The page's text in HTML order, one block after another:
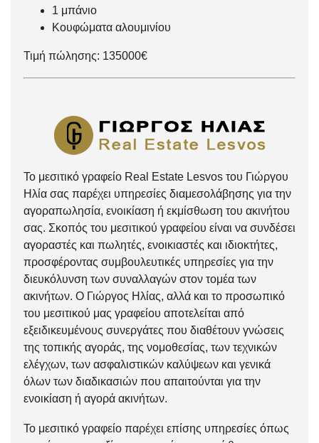
1 μπάνιο
Κουφώματα αλουμινίου
Τιμή πώλησης: 135000€
Το μεσιτικό γραφείο Real Estate Lesvos του Γιώργου
Ηλία σας παρέχει υπηρεσίες διαμεσολάβησης για την
αγοραπωλησία, ενοικίαση ή εκμίσθωση του ακινήτου
σας. Σκοπός του μεσιτικού γραφείου είναι να συνδέσει
αγοραστές και πωλητές, ενοικιαστές και ιδιοκτήτες,
προσφέροντας συμβουλευτικές υπηρεσίες για την
διευκόλυνση των συναλλαγών στον τομέα των
ακινήτων. Ο Γιώργος Ηλίας, αλλά και το προσωπικό
του μεσιτικού μας γραφείου αποτελείται από
εξειδικευμένους συνεργάτες που διαθέτουν γνώσεις
της τοπικής αγοράς, της νομοθεσίας, των τεχνικών
ελέγχων, των ασφαλιστικών καλύψεων και γενικά
όλων των διαδικασιών που απαιτούνται για την
ενοικίαση ή αγορά ακινήτων.
Το μεσιτικό γραφείο παρέχει επίσης υπηρεσίες όπως